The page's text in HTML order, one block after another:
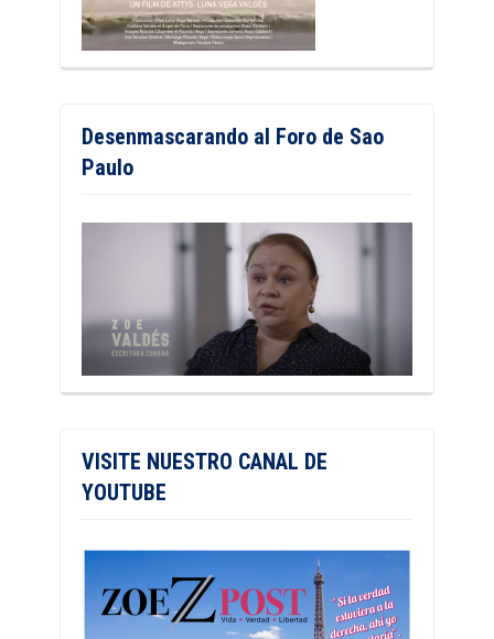
Desenmascarando al Foro de Sao
Paulo
VISITE NUESTRO CANAL DE
YOUTUBE